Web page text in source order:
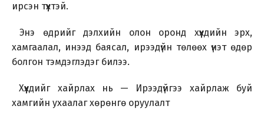
ирсэн түүхтэй.
Энэ өдрийг дэлхийн олон оронд хүүхдийн эрх,
хамгаалал, инээд баясал, ирээдүйн төлөөх үнэт өдөр
болгон тэмдэглэдэг билээ.
Хүүхдийг хайрлах нь — Ирээдүйгээ хайрлаж буй
хамгийн ухаалаг хөрөнгө оруулалт